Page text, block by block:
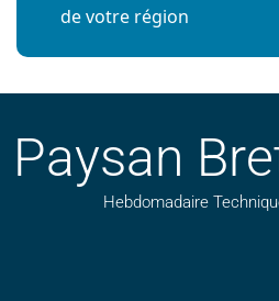
de votre région
Paysan
Hebdomadaire